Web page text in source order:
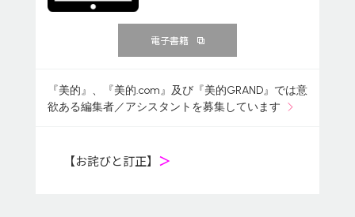
電子書籍
『美的』、『美的.com』及び『美的GRAND』では意
欲ある編集者／アシスタントを募集しています
【お詫びと訂正】 ＞